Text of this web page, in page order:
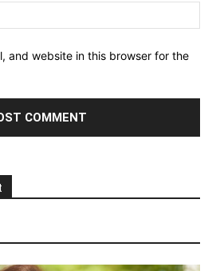
and website in this browser for the